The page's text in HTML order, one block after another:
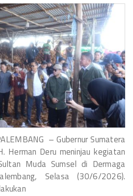
– Gubernur Sumatera
Herman Deru meninjau kegiatan
Muda Sumsel di Dermaga
Selasa (30/6/2026).